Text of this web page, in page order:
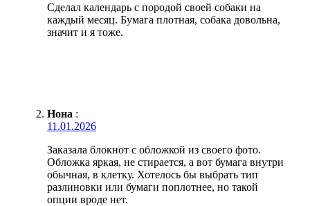
Сделал календарь с породой своей собаки на
каждый месяц. Бумага плотная, собака довольна,
значит и я тоже.
Нона :
11.01.2026
Заказала блокнот с обложкой из своего фото.
Обложка яркая, не стирается, а вот бумага внутри
обычная, в клетку. Хотелось бы выбрать тип
разлиновки или бумаги поплотнее, но такой
опции вроде нет.